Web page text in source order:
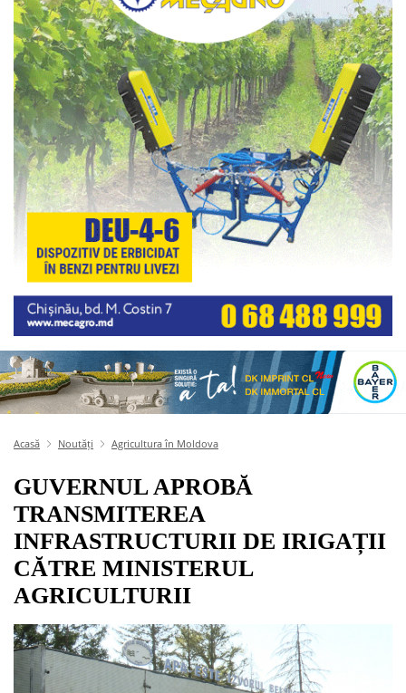
Acasă Noutăți Agricultura în Moldova
GUVERNUL APROBĂ
TRANSMITEREA
INFRASTRUCTURII DE IRIGAȚII
CĂTRE MINISTERUL
AGRICULTURII